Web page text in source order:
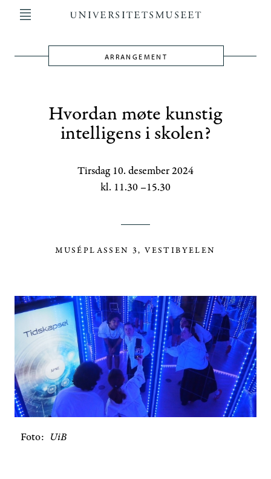
hovedinnhold
Main ARRANGEMENT
Hvordan møte kunstig
intelligens i skolen?
Tirsdag 10. desember 2024
kl. 11.30 –15.30
MUSÉPLASSEN 3, VESTIBYELEN
Foto UiB